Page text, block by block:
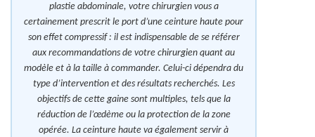
plastie abdominale, votre chirurgien vous a
certainement prescrit le port d’une ceinture haute pour
son effet compressif : il est indispensable de se référer
aux recommandations de votre chirurgien quant au
modèle et à la taille à commander. Celui-ci dépendra du
type d’intervention et des résultats recherchés. Les
objectifs de cette gaine sont multiples, tels que la
réduction de l’œdème ou la protection de la zone
opérée. La ceinture haute va également servir à